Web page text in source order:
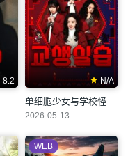
8.2 N/A
单细胞少女与学校怪谈2：教学实习
2026-05-13
WEB